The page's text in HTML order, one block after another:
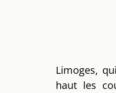
Limoges,
haut les